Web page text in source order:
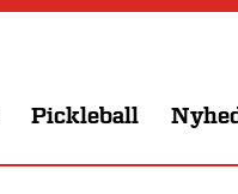
Pickleball